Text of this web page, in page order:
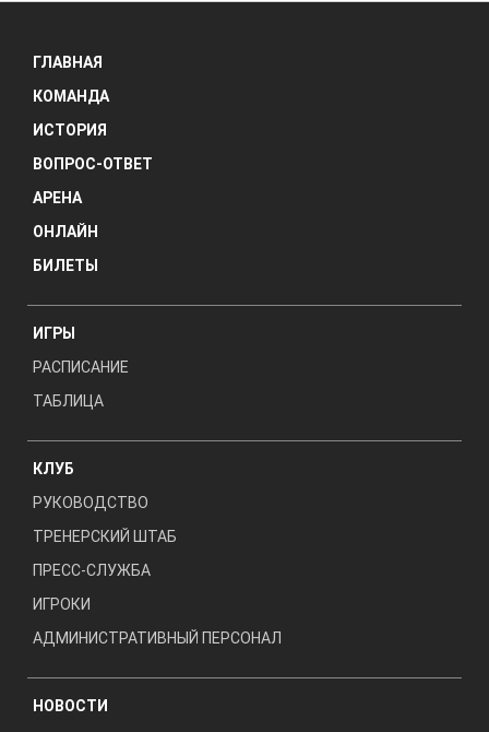
ГЛАВНАЯ
КОМАНДА
ИСТОРИЯ
ВОПРОС-ОТВЕТ
АРЕНА
ОНЛАЙН
БИЛЕТЫ
ИГРЫ
РАСПИСАНИЕ
ТАБЛИЦА
КЛУБ
РУКОВОДСТВО
ТРЕНЕРСКИЙ ШТАБ
ПРЕСС-СЛУЖБА
ИГРОКИ
АДМИНИСТРАТИВНЫЙ ПЕРСОНАЛ
НОВОСТИ